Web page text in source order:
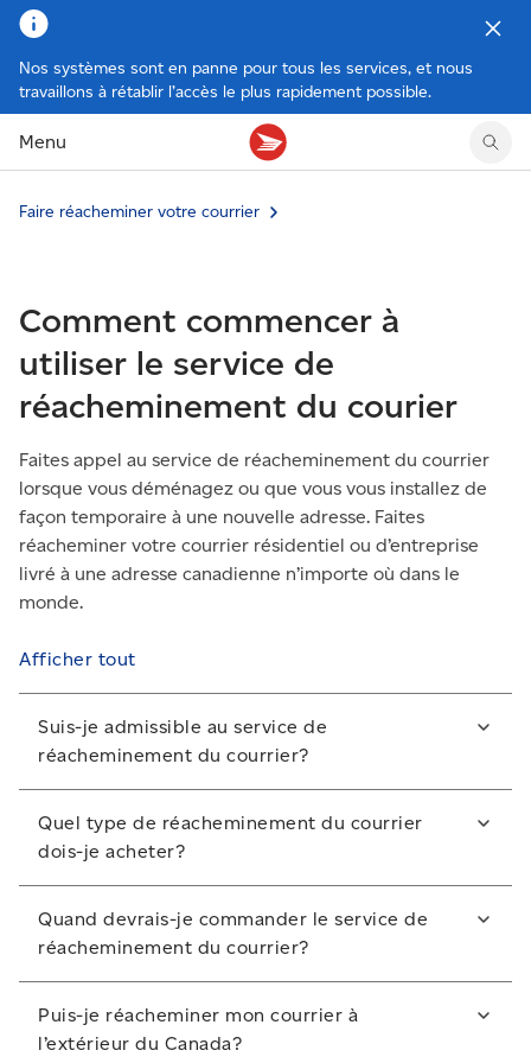
Nos systèmes sont en panne pour tous les services, et nous
travaillons à rétablir l’accès le plus rapidement possible.
Menu
Tarifs des timbres
Tarifs d'affranchissement
Créer une étiquette
Conseils d’expédition
Suivre un envoi
Réacheminer du courrier
Aperçu de votre courrier
Compte MonArgent Postes Canada
Transferts de fonds
Mandats-poste
Voir les nouveaux timbres
Voir les nouvelles pièces
Récits sur nos timbres
Faire réacheminer votre courrier
Comment commencer à
utiliser le service de
réacheminement du courier
Faites appel au service de réacheminement du courrier
lorsque vous déménagez ou que vous vous installez de
façon temporaire à une nouvelle adresse. Faites
réacheminer votre courrier résidentiel ou d’entreprise
livré à une adresse canadienne n’importe où dans le
monde.
Afficher tout
Suis-je admissible au service de
réacheminement du courrier?
courrier résidentiel ou d’entreprise, votre adresse
doit respecter les critères suivants :
elle doit se trouver au Canada;
elle ne peut être un emplacement où le service de
livraison est partagé, comme un hôpital, un hôtel,
une résidence ou un endroit où plusieurs
entreprises partagent la même adresse;
Quel type de réacheminement du courrier
dois-je acheter?
de réacheminement du courrier que si votre adresse
d’origine est située au Canada. ​
Utilisez le service de réacheminement du courrier
pour un déménagement si :
Quand devrais-je commander le service de
réacheminement du courrier?
30 jours avant votre déménagement afin de vous
assurer de ne rater aucun envoi.
Puis-je réacheminer mon courrier à
l’extérieur du Canada?